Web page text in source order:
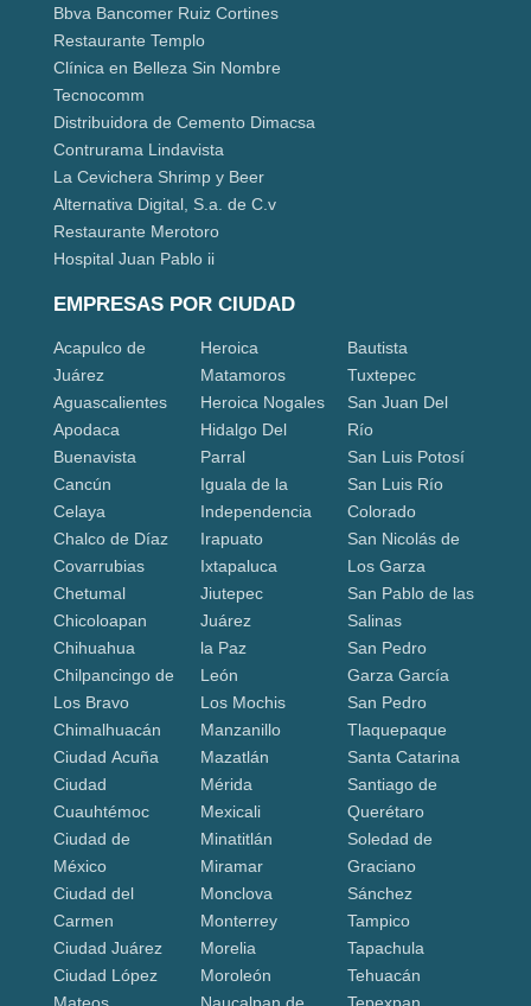
Bbva Bancomer Ruiz Cortines
Restaurante Templo
Clínica en Belleza Sin Nombre
Tecnocomm
Distribuidora de Cemento Dimacsa
Contrurama Lindavista
La Cevichera Shrimp y Beer
Alternativa Digital, S.a. de C.v
Restaurante Merotoro
Hospital Juan Pablo ii
EMPRESAS POR CIUDAD
Acapulco de
Juárez
Aguascalientes
Apodaca
Buenavista
Cancún
Celaya
Chalco de Díaz
Covarrubias
Chetumal
Chicoloapan
Chihuahua
Chilpancingo de
Los Bravo
Chimalhuacán
Ciudad Acuña
Ciudad
Cuauhtémoc
Ciudad de
México
Ciudad del
Carmen
Ciudad Juárez
Ciudad López
Mateos
Heroica
Matamoros
Heroica Nogales
Hidalgo Del
Parral
Iguala de la
Independencia
Irapuato
Ixtapaluca
Jiutepec
Juárez
la Paz
León
Los Mochis
Manzanillo
Mazatlán
Mérida
Mexicali
Minatitlán
Miramar
Monclova
Monterrey
Morelia
Moroleón
Naucalpan de
Bautista
Tuxtepec
San Juan Del
Río
San Luis Potosí
San Luis Río
Colorado
San Nicolás de
Los Garza
San Pablo de las
Salinas
San Pedro
Garza García
San Pedro
Tlaquepaque
Santa Catarina
Santiago de
Querétaro
Soledad de
Graciano
Sánchez
Tampico
Tapachula
Tehuacán
Tepexpan